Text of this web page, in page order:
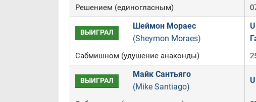
Решением (единогласным)
ВЫИГРАЛ
Шеймон Мораес
(Sheymon Moraes)
Сабмишном (удушение анаконды)
ВЫИГРАЛ
Майк Сантьяго
(Mike Santiago)